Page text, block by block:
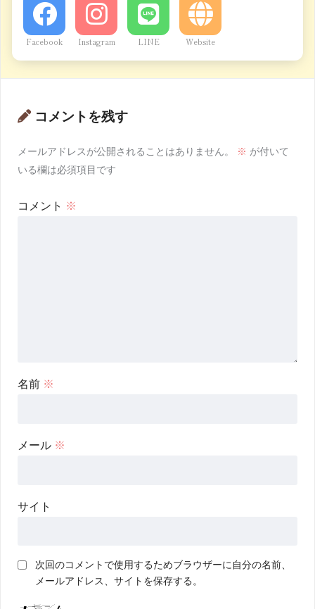
Facebook Instagram LINE Website
コメントを残す
メールアドレスが公開されることはありません。 ※ が付いて
いる欄は必須項目です
コメント ※
名前 ※
メール ※
サイト
次回のコメントで使用するためブラウザーに自分の名前、
メールアドレス、サイトを保存する。